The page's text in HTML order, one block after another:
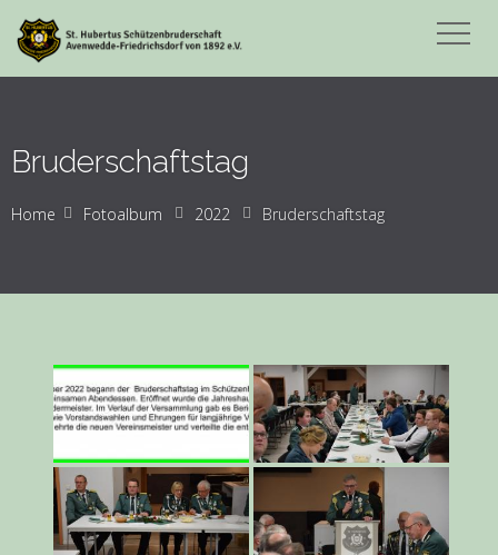
Bruderschaftstag
Home Fotoalbum 2022 Bruderschaftstag